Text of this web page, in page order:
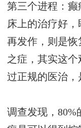
第三个进程：
床上的治疗好
再发作，则是
之症，其实这
过正规的医治，
调查发现，80%